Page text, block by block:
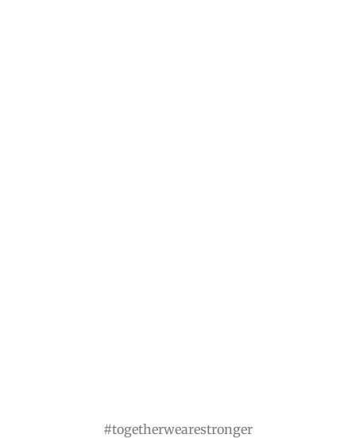
#togetherwearestronger